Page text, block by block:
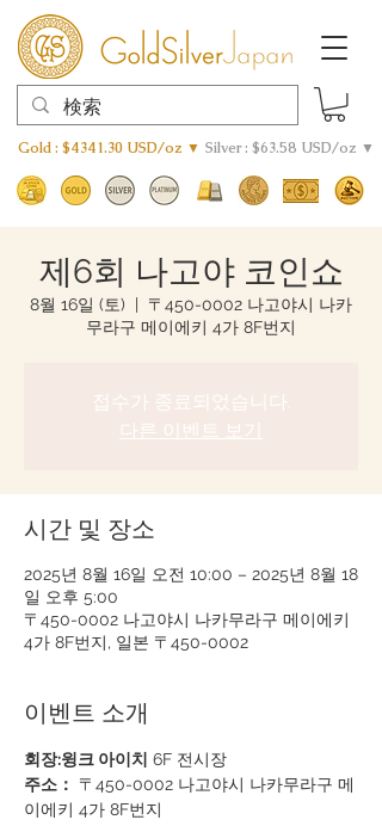
Gold : $4341.30 USD/oz ▼ Silver : $63.58 USD/oz ▼
제6회 나고야 코인쇼
8월 16일 (토)
  |
〒450-0002 나고야시 나카
무라구 메이에키 4가 8F번지
접수가 종료되었습니다.
다른 이벤트 보기
시간 및 장소
2025년 8월 16일 오전 10:00 – 2025년 8월 18
일 오후 5:00
〒450-0002 나고야시 나카무라구 메이에키
4가 8F번지, 일본 〒450-0002
이벤트 소개
회장:윙크 아이치 6F 전시장
주소：
〒450-0002 나고야시 나카무라구 메
이에키 4가 8F번지